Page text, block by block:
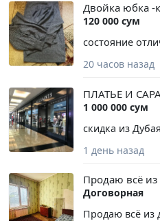
Двойка юбка -
120 000 сум
состояние
20 часов назад
ПЛАТЬЕ И
1 000 000 сум
скидка из
1 день назад
Продаю всё из
Договорная
Продаю всё из